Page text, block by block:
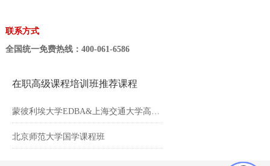
联系方式
全国统一免费热线：400-061-6586
在职高级课程培训班推荐课程
北京师范大学国学课程班